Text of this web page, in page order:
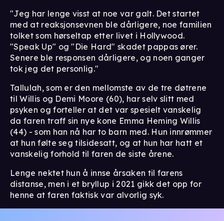
"Jeg har lenge visst at noe var galt. Det startet
med at reaksjonsevnen ble dårligere, noe familien
tolket som hørseltap etter livet i Hollywood.
"Speak Up" og "Die Hard" skadet pappas ører.
Senere ble responsen dårligere, og noen ganger
tok jeg det personlig."
Tallulah, som er den mellomste av de tre døtrene
til Willis og Demi Moore (60), har selv slitt med
psyken og forteller at det var spesielt vanskelig
da faren traff sin nye kone Emma Heming Willis
(44) - som han nå har to barn med. Hun innrømmer
at hun følte seg tilsidesatt, og at hun har hatt et
vanskelig forhold til faren de siste årene.
Lenge nektet hun å innse årsaken til farens
distanse, men i et bryllup i 2021 gikk det opp for
henne at faren faktisk var alvorlig syk.